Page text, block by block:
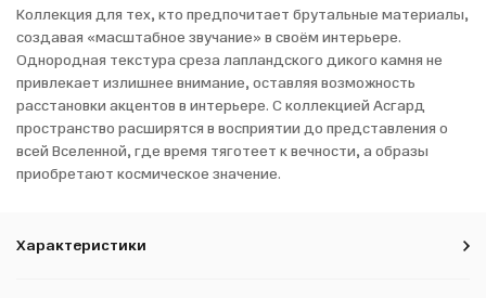
Коллекция для тех, кто предпочитает брутальные материалы,
создавая «масштабное звучание» в своём интерьере.
Однородная текстура среза лапландского дикого камня не
привлекает излишнее внимание, оставляя возможность
расстановки акцентов в интерьере. С коллекцией Асгард
пространство расширятся в восприятии до представления о
всей Вселенной, где время тяготеет к вечности, а образы
приобретают космическое значение.
Характеристики